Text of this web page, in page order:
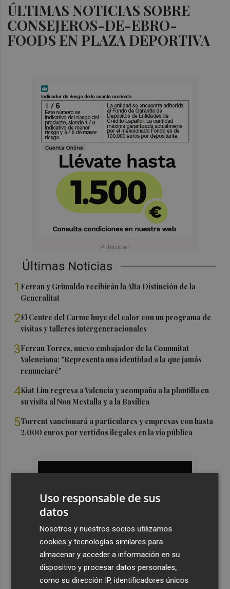
ÚLTIMAS NOTICIAS SOBRE
CONSEJEROS-DE-EBRO-
FOODS EN PLAZA DEPORTIVA
Últimas Noticias
1 Ferran y Grimaldo recibirán la Alta Distinción de la
Generalitat
2El Centre del Carme huye del calor con un programa de
visitas y talleres intergeneracionales
3Ferran Torres, nuevo embajador de la Comunitat
Valenciana: "Representa una identidad a la que jamás
renunciaré"
4Kiat Lim regresa a Valencia y acompaña a la plantilla en
su visita al Nou Mestalla y a la Basílica
5Torrent sancionará a particulares y empresas con hasta
2.000 euros por vertidos ilegales en la vía pública
Uso responsable de sus
datos
Nosotros y nuestros socios utilizamos
cookies y tecnologías similares para
almacenar y acceder a información en su
dispositivo y procesar datos personales,
como su dirección IP, identificadores únicos